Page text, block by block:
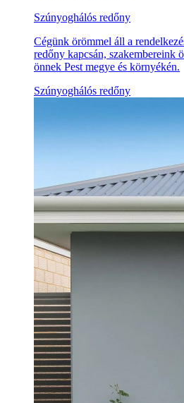
Szúnyoghálós redőny
Cégünk örömmel áll a
redőny kapcsán, szakembereink
önnek Pest megye és környékén.
Szúnyoghálós redőny